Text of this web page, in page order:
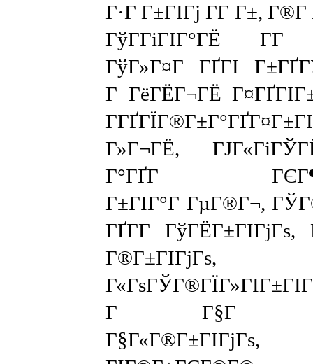
Г·Г Г±ГІГј Г­Г Г±, Г®Г­
ГўГ­ГіГІГ°ГЁ
ГўГ»Г¤Г ГҐГІ
Г ГёГЁГ¬ГЁ
Г»Г¬ГЁ,
Г°ГҐГ
Г±ГІГ°Г ГµГ®Г¬,
ГҐГ­Г
Г®Г±ГІГјГѕ,
Г Г§Г
Г§Г«Г®Г±ГІГјГѕ,